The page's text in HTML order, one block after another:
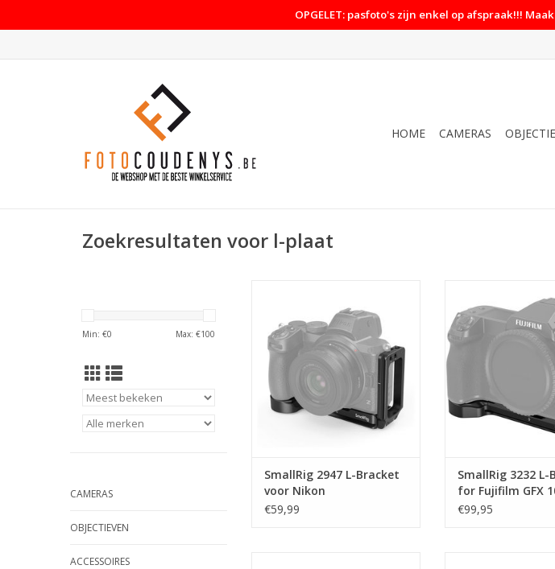
OPGELET: pasfoto's zijn enkel op afspraak!!!
HOME CAMERAS
Zoekresultaten voor l-plaat
Min: €0 Max: €100
CAMERAS
OBJECTIEVEN
ACCESSOIRES
TOEVOEGEN AAN WINKELWAGEN
SmallRig 2947 L-Bracket
voor Nikon
Z5/Z6/Z6II/Z7/Z7II
€59,99
Fujifilm GFX 100S
TOEVOEGEN AAN
SmallRig 3232 L-
for Fujifilm GFX
Camera
€99,95